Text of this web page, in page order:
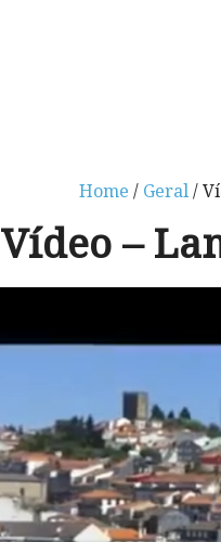
Home / Geral/
Vídeo –